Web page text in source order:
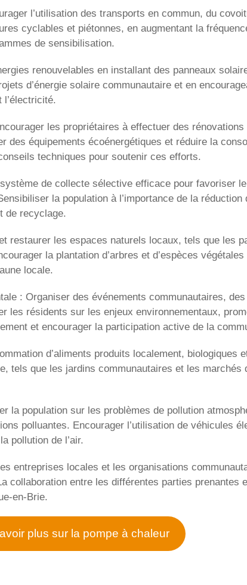
l’utilisation des transports en commun, du
cyclables et piétonnes, en augmentant la
de sensibilisation.
renouvelables en installant des panneaux
d’énergie solaire communautaire et en
l’électricité.
les propriétaires à effectuer des
des équipements écoénergétiques et réduire la
techniques pour soutenir ces efforts.
de collecte sélective efficace pour favoriser
la population à l’importance de la réduction
de recyclage.
restaurer les espaces naturels locaux, tels que les
la plantation d’arbres et d’espèces
locale.
: Organiser des événements communautaires,
les résidents sur les enjeux environnementaux,
et encourager la participation active de la
d’aliments produits localement, biologiques
tels que les jardins communautaires et les marchés
la population sur les problèmes de pollution
polluantes. Encourager l’utilisation de véhicules
pollution de l’air.
entreprises locales et les organisations
collaboration entre les différentes parties prenantes
en-Brie.
plus sur la pompe à chaleur